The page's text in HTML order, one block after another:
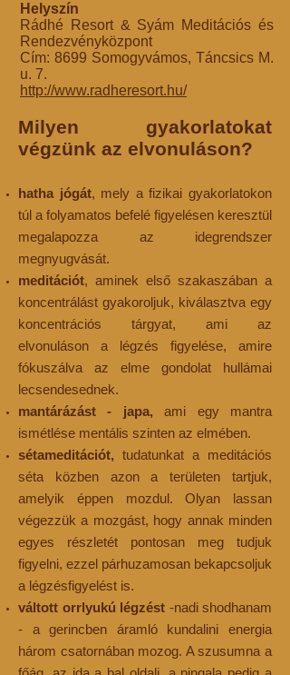
Helyszín
Rádhé Resort & Syám Meditációs és
Rendezvényközpont
Cím: 8699 Somogyvámos, Táncsics M.
u. 7.
http://www.radheresort.hu/
Milyen gyakorlatokat
végzünk az elvonuláson?
hatha jógát, mely a fizikai gyakorlatokon
túl a folyamatos befelé figyelésen keresztül
megalapozza az idegrendszer
megnyugvását.
meditációt, aminek első szakaszában a
koncentrálást gyakoroljuk, kiválasztva egy
koncentrációs tárgyat, ami az
elvonuláson a légzés figyelése, amire
fókuszálva az elme gondolat hullámai
lecsendesednek.
mantárázást - japa, ami egy mantra
ismétlése mentális szinten az elmében.
sétameditációt, tudatunkat a meditációs
séta közben azon a területen tartjuk,
amelyik éppen mozdul. Olyan lassan
végezzük a mozgást, hogy annak minden
egyes részletét pontosan meg tudjuk
figyelni, ezzel párhuzamosan bekapcsoljuk
a légzésfigyelést is.
váltott orrlyukú légzést -nadi shodhanam
- a gerincben áramló kundalini energia
három csatornában mozog. A szusumna a